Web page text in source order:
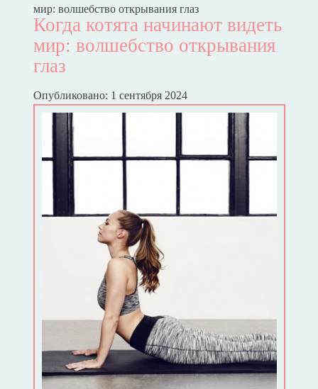
мир: волшебство открывания глаз
Когда котята начинают видеть
мир: волшебство открывания
глаз
Опубликовано: 1 сентября 2024